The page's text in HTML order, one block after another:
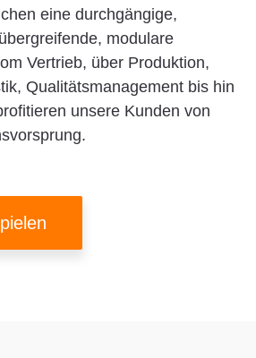
eine durchgängige,
modulare
Vertrieb, über Produktion,
Qualitätsmanagement bis hin
unsere Kunden von